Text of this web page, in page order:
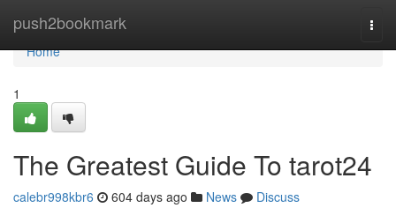
push2bookmark
Home
Home
1
The Greatest Guide To tarot24
calebr998kbr6 604 days ago News
Discuss